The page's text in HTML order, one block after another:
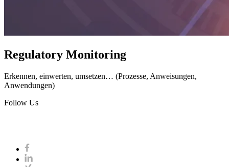
Regulatory Monitoring
Erkennen, einwerten, umsetzen… (Prozesse, Anweisungen,
Anwendungen)
Follow Us